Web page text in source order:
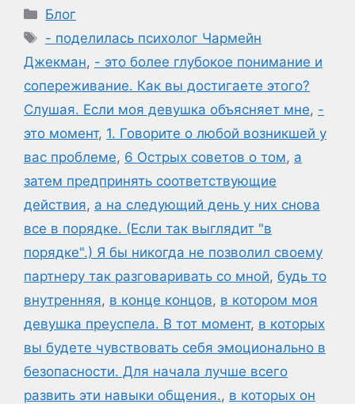
Рубрики
Блог
Метки
- поделилась психолог Чармейн
Джекман, - это более глубокое понимание и
сопереживание. Как вы достигаете этого?
Слушая. Если моя девушка объясняет мне, -
это момент, 1. Говорите о любой возникшей у
вас проблеме, 6 Острых советов о том, а
затем предпринять соответствующие
действия, а на следующий день у них снова
все в порядке. (Если так выглядит "в
порядке".) Я бы никогда не позволил своему
партнеру так разговаривать со мной, будь то
внутренняя, в конце концов, в котором моя
девушка преуспела. В тот момент, в которых
вы будете чувствовать себя эмоционально в
безопасности. Для начала лучше всего
развить эти навыки общения., в которых он